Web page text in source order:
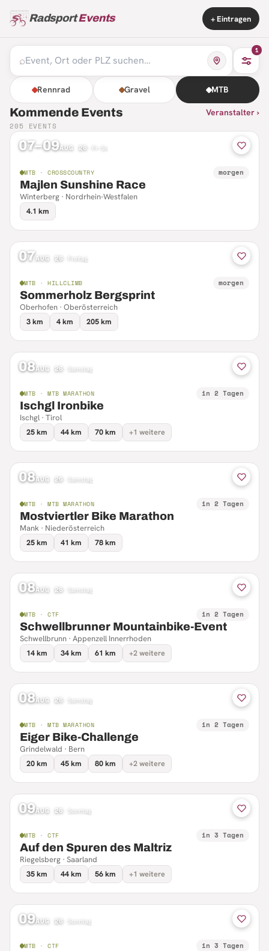
RadsportEvents + Eintragen
⌕
1
Rennrad Gravel MTB
Kommende Events Veranstalter ›
205 EVENTS
07–09AUG 26 Fr–So
MTB · CROSSCOUNTRY morgen
Majlen Sunshine Race
Winterberg · Nordrhein-Westfalen
4.1 km
07AUG 26 Freitag
MTB · HILLCLIMB morgen
Sommerholz Bergsprint
Oberhofen · Oberösterreich
3 km
4 km 205 km
08AUG 26 Samstag
MTB · MTB MARATHON in 2 Tagen
Ischgl Ironbike
Ischgl · Tirol
25 km
44 km 70 km +1 weitere
08AUG 26 Samstag
MTB · MTB MARATHON in 2 Tagen
Mostviertler Bike Marathon
Mank · Niederösterreich
25 km
41 km 78 km
08AUG 26 Samstag
MTB · CTF in 2 Tagen
Schwellbrunner Mountainbike-Event
Schwellbrunn · Appenzell Innerrhoden
14 km
34 km 61 km +2 weitere
08AUG 26 Samstag
MTB · MTB MARATHON in 2 Tagen
Eiger Bike-Challenge
Grindelwald · Bern
20 km
45 km 80 km +2 weitere
09AUG 26 Sonntag
MTB · CTF in 3 Tagen
Auf den Spuren des Maltriz
Riegelsberg · Saarland
35 km
44 km 56 km +1 weitere
09AUG 26 Sonntag
MTB · CTF in 3 Tagen